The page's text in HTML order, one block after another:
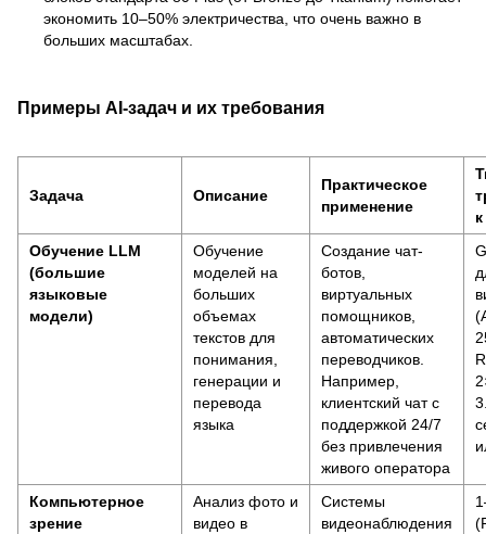
экономить 10–50% электричества, что очень важно в
больших масштабах.
Примеры AI-задач и их требования
Задача Описание
Практическое
применение
Обучение LLM
(большие
языковые
модели)
Обучение
моделей на
больших
объемах
текстов для
понимания,
генерации и
перевода
языка
Создание чат-
ботов,
виртуальных
помощников,
автоматических
переводчиков.
Например,
клиентский чат с
поддержкой 24/7
без привлечения
живого оператора
Компьютерное
зрение
Анализ фото и
видео в
Системы
видеонаблюдения